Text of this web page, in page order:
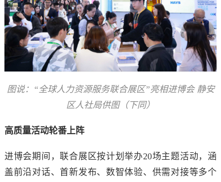
图说：“全球人力资源服务联合展区”亮相进博会 静安
区人社局供图（下同）
高质量活动轮番上阵
进博会期间，联合展区按计划举办20场主题活动，涵
盖前沿对话、首新发布、数智体验、供需对接等多个